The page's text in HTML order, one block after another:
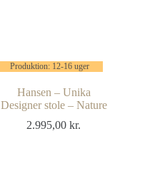
Produktion: 12-16 uger
Hansen – Unika
Designer stole – Nature
2.995,00kr.